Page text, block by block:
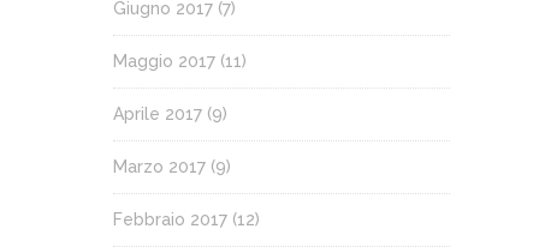
Giugno 2017 (7)
Maggio 2017 (11)
Aprile 2017 (9)
Marzo 2017 (9)
Febbraio 2017 (12)